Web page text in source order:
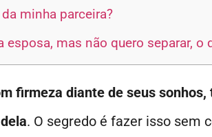
minha parceira?
mas não quero separar, o
firmeza diante de seus
. O segredo é fazer isso sem